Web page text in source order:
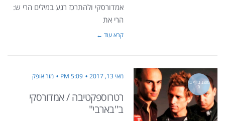
אמדורסקי ולהתרכז רגע במילים הרי ש:
הרי את
קרא עוד ←
מוצג בדף בי
ת
מאי 13, 2017 5:09 PM מור אופק
רטרוספקטיבה / אמדורסקי
ב"בארבי"